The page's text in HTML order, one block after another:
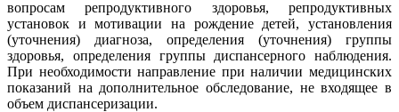
вопросам репродуктивного здоровья, репродуктивных
установок и мотивации на рождение детей, установления
(уточнения) диагноза, определения (уточнения) группы
здоровья, определения группы диспансерного наблюдения.
При необходимости направление при наличии медицинских
показаний на дополнительное обследование, не входящее в
объем диспансеризации.